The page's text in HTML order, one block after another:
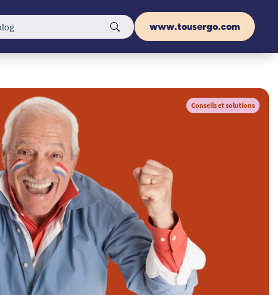
www.tousergo.com
Conseils et solutions